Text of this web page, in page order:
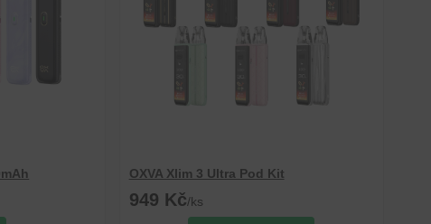
OXVA Xlim 3 Ultra Pod Kit
949 Kč/ks